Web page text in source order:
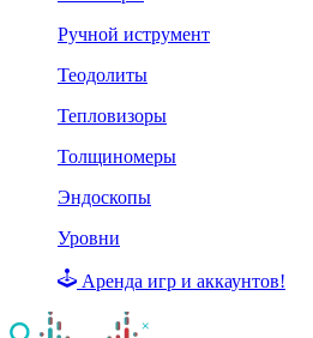
Ручной иструмент
Теодолиты
Тепловизоры
Толщиномеры
Эндоскопы
Уровни
Аренда игр и аккаунтов!